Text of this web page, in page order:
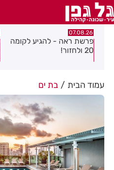
07.08.26
פרשת ראה - להגיע לקומה
20 ולחזור!
עמוד הבית בת ים